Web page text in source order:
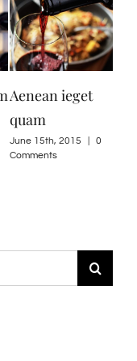
|
0
Curabitur nisi
ultricies
June 15th, 2015
Comments